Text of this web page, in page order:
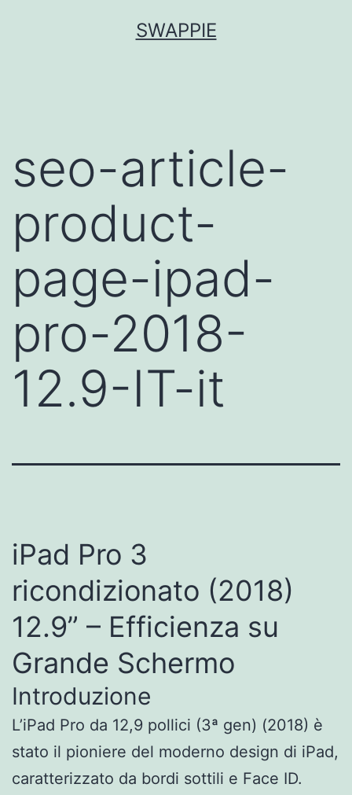
SWAPPIE
seo-article-
product-
page-ipad-
pro-2018-
12.9-IT-it
iPad Pro 3
ricondizionato (2018)
12.9” – Efficienza su
Grande Schermo
Introduzione
L’iPad Pro da 12,9 pollici (3ª gen) (2018) è
stato il pioniere del moderno design di iPad,
caratterizzato da bordi sottili e Face ID.